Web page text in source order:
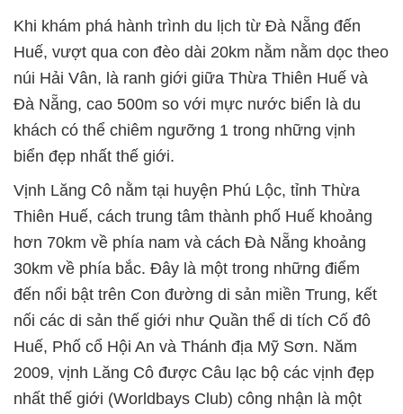
Khi khám phá hành trình du lịch từ Đà Nẵng đến
Huế, vượt qua con đèo dài 20km nằm nằm dọc theo
núi Hải Vân, là ranh giới giữa Thừa Thiên Huế và
Đà Nẵng, cao 500m so với mực nước biển là du
khách có thể chiêm ngưỡng 1 trong những vịnh
biển đẹp nhất thế giới.
Vịnh Lăng Cô nằm tại huyện Phú Lộc, tỉnh Thừa
Thiên Huế, cách trung tâm thành phố Huế khoảng
hơn 70km về phía nam và cách Đà Nẵng khoảng
30km về phía bắc. Đây là một trong những điểm
đến nổi bật trên Con đường di sản miền Trung, kết
nối các di sản thế giới như Quần thể di tích Cố đô
Huế, Phố cổ Hội An và Thánh địa Mỹ Sơn. Năm
2009, vịnh Lăng Cô được Câu lạc bộ các vịnh đẹp
nhất thế giới (Worldbays Club) công nhận là một